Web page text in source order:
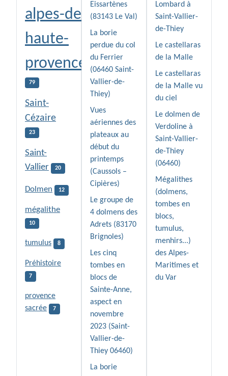
alpes-de-
haute-
provence
79
Saint-
Cézaire
23
Saint-
Vallier
20
Dolmen 12
mégalithe
10
tumulus 8
Préhistoire
7
provence
sacrée
7
Eissartènes
(83143 Le Val)
La borie
perdue du col
du Ferrier
(06460 Saint-
Vallier-de-
Thiey)
Vues
aériennes des
plateaux au
début du
printemps
(Caussols –
Cipières)
Le groupe de
4 dolmens des
Adrets (83170
Brignoles)
Les cinq
tombes en
blocs de
Sainte-Anne,
aspect en
novembre
2023 (Saint-
Vallier-de-
Thiey 06460)
La borie
Lombard à
Saint-Vallier-
de-Thiey
Le castellaras
de la Malle
Le castellaras
de la Malle vu
du ciel
Le dolmen de
Verdoline à
Saint-Vallier-
de-Thiey
(06460)
Mégalithes
(dolmens,
tombes en
blocs,
tumulus,
menhirs...)
des Alpes-
Maritimes et
du Var